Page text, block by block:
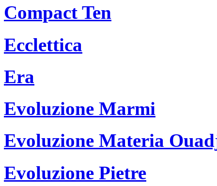
Compact Ten
Ecclettica
Era
Evoluzione Marmi
Evoluzione Materia
Evoluzione Pietre